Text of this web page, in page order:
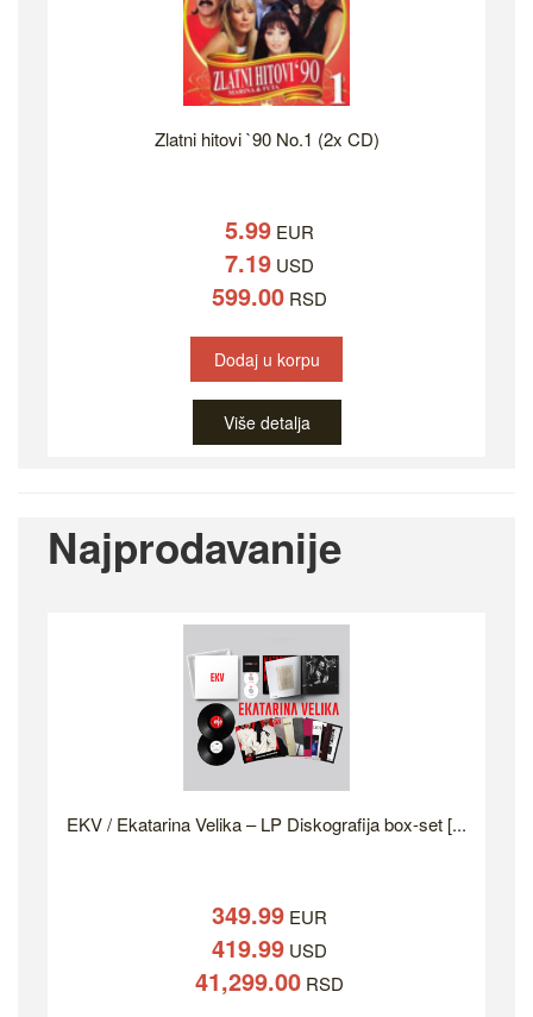
Zlatni hitovi `90 No.1 (2x CD)
5.99 EUR
7.19 USD
599.00 RSD
Dodaj u korpu
Više detalja
Najprodavanije
EKV / Ekatarina Velika – LP Diskografija box-set [...
349.99 EUR
419.99 USD
41,299.00 RSD